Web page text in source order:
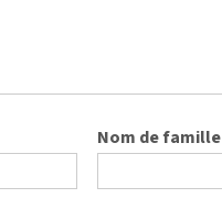
Nom de famille